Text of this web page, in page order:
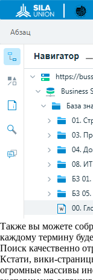
Также вы можете
каждому термину
Поиск качественно
Кстати, вики-
огромные массивы